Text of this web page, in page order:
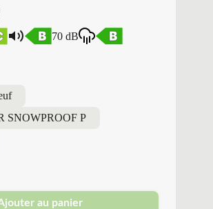
70 dB
SNOWPROOF P
au panier